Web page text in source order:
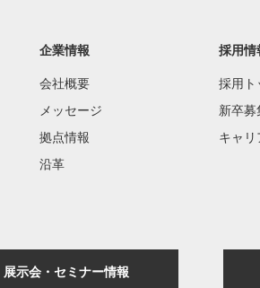
企業情報
会社概要
メッセージ
拠点情報
沿革
採用情
採用ト
新卒募
キャリ
展示会・セミナー情報